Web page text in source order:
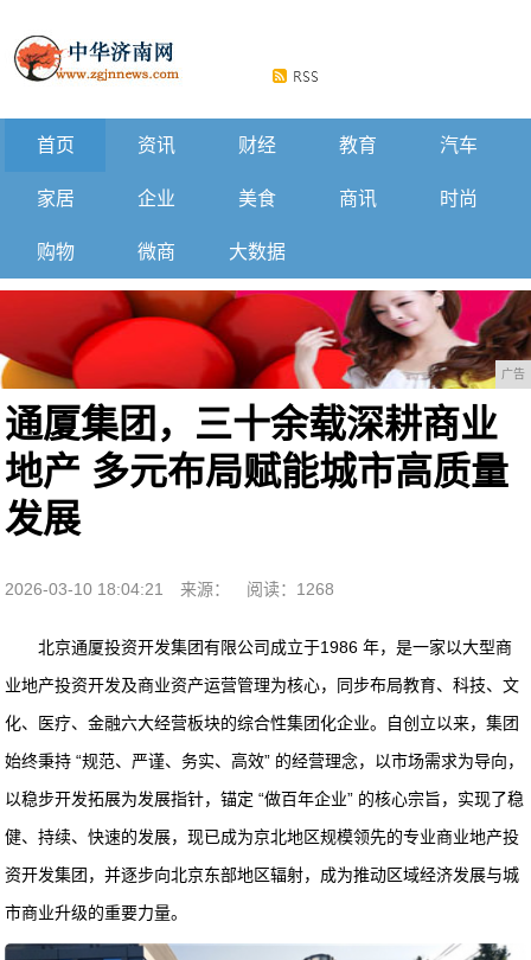
首页 资讯 财经 教育 汽车
家居 企业 美食 商讯 时尚
购物 微商 大数据
广告
通厦集团，三十余载深耕商业
地产 多元布局赋能城市高质量
发展
2026-03-10 18:04:21 来源： 阅读：1268
北京通厦投资开发集团有限公司成立于1986 年，是一家以大型商
业地产投资开发及商业资产运营管理为核心，同步布局教育、科技、文
化、医疗、金融六大经营板块的综合性集团化企业。自创立以来，集团
始终秉持 “规范、严谨、务实、高效” 的经营理念，以市场需求为导向，
以稳步开发拓展为发展指针，锚定 “做百年企业” 的核心宗旨，实现了稳
健、持续、快速的发展，现已成为京北地区规模领先的专业商业地产投
资开发集团，并逐步向北京东部地区辐射，成为推动区域经济发展与城
市商业升级的重要力量。